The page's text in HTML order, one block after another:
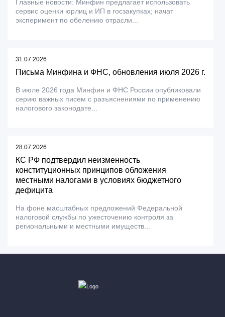
Главные новости: Минфин предлагает использовать
сервис оценки юрлиц и ИП в госзакупках; начат
эксперимент по обелению отрасли...
31.07.2026
Письма Минфина и ФНС, обновления июля 2026 г.
В июле 2026 года Минфин и ФНС России опубликовали
серию важных писем с разъяснениями по применению
налогового законодате...
28.07.2026
КС РФ подтвердил неизменность
конституционных принципов обложения
местными налогами в условиях бюджетного
дефицита
На фоне масштабных предложений Федеральной
налоговой службы по ужесточению контроля за
региональными и местными имуществ...